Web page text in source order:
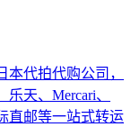
代拍代购公司，
天、Mercari、
直邮等一站式转运